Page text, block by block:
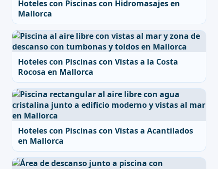
Hoteles con Piscinas con Hidromasajes en
Mallorca
Hoteles con Piscinas con Vistas a la Costa
Rocosa en Mallorca
Hoteles con Piscinas con Vistas a Acantilados
en Mallorca